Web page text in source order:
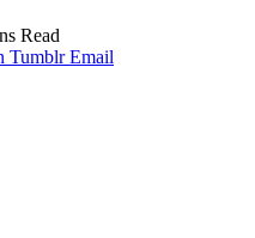
Read
Tumblr Email